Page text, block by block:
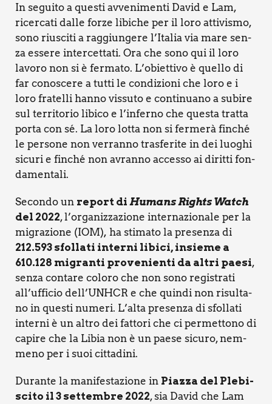
In segui­to a que­sti avve­ni­men­ti David e Lam,
ricer­ca­ti dal­le for­ze libi­che per il loro atti­vi­smo,
sono riu­sci­ti a rag­giun­ge­re l’Italia via mare sen­
za esse­re inter­cet­ta­ti. Ora che sono qui il loro
lavo­ro non si è fer­ma­to. L’obiettivo è quel­lo di
far cono­sce­re a tut­ti le con­di­zio­ni che loro e i
loro fra­tel­li han­no vis­su­to e con­ti­nua­no a subi­re
sul ter­ri­to­rio libi­co e l’inferno che que­sta trat­ta
por­ta con sé. La loro lot­ta non si fer­me­rà fin­ché
le per­so­ne non ver­ran­no tra­sfe­ri­te in dei luo­ghi
sicu­ri e fin­ché non avran­no acces­so ai dirit­ti fon­
da­men­ta­li.
Secon­do un report di Humans Rights Watch
del 2022, l’organizzazione inter­na­zio­na­le per la
migra­zio­ne (IOM), ha sti­ma­to la pre­sen­za di
212.593 sfol­la­ti inter­ni libi­ci, insie­me a
610.128 migran­ti pro­ve­nien­ti da altri pae­si,
sen­za con­ta­re colo­ro che non sono regi­stra­ti
all’ufficio dell’UNHCR e che quin­di non risul­ta­
no in que­sti nume­ri. L’alta pre­sen­za di sfol­la­ti
inter­ni è un altro dei fat­to­ri che ci per­met­to­no di
capi­re che la Libia non è un pae­se sicu­ro, nem­
me­no per i suoi cit­ta­di­ni.
Duran­te la mani­fe­sta­zio­ne in Piaz­za del Ple­bi­
sci­to il 3 set­tem­bre 2022, sia David che Lam